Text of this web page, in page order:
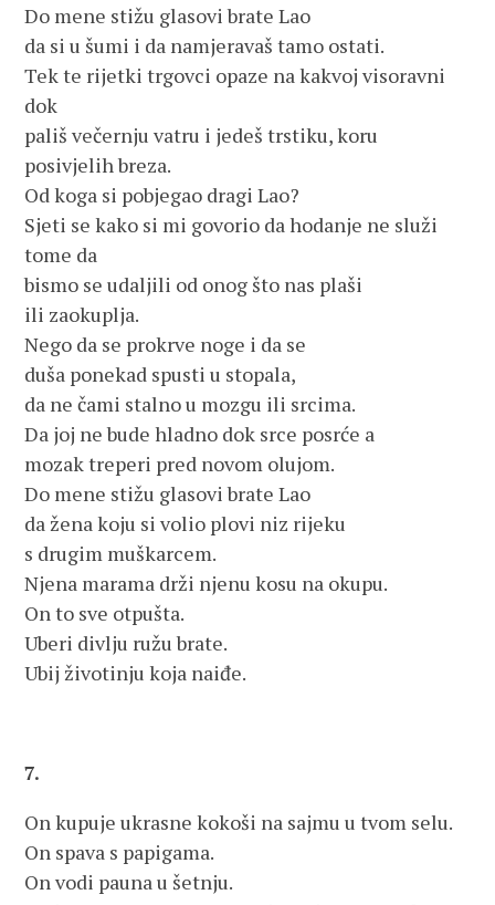
Do mene stižu glasovi brate Lao
da si u šumi i da namjeravaš tamo ostati.
Tek te rijetki trgovci opaze na kakvoj visoravni
dok
pališ večernju vatru i jedeš trstiku, koru
posivjelih breza.
Od koga si pobjegao dragi Lao?
Sjeti se kako si mi govorio da hodanje ne služi
tome da
bismo se udaljili od onog što nas plaši
ili zaokuplja.
Nego da se prokrve noge i da se
duša ponekad spusti u stopala,
da ne čami stalno u mozgu ili srcima.
Da joj ne bude hladno dok srce posrće a
mozak treperi pred novom olujom.
Do mene stižu glasovi brate Lao
da žena koju si volio plovi niz rijeku
s drugim muškarcem.
Njena marama drži njenu kosu na okupu.
On to sve otpušta.
Uberi divlju ružu brate.
Ubij životinju koja naiđe.
7.
On kupuje ukrasne kokoši na sajmu u tvom selu.
On spava s papigama.
On vodi pauna u šetnju.